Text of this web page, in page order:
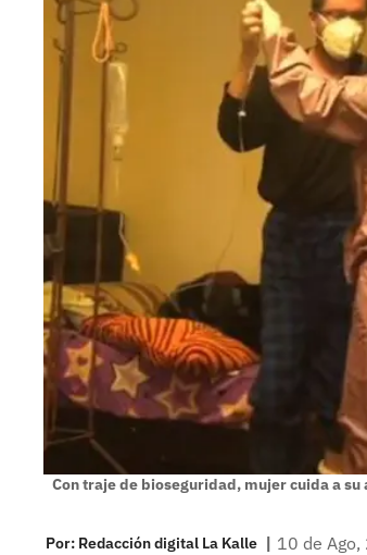
Con traje de bioseguridad, mujer cuida a
Por: Redacción digital La Kalle | 10 de